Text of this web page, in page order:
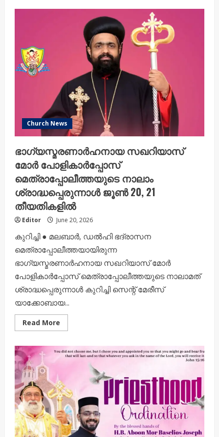
ഭാരവാഹികൾ
ബാവായെ
സന്ദർശിച്ചു
Church News
ഭാഗ്യസ്മരണാർഹനായ സഖറിയാസ്
മോർ പോളികാർപ്പോസ്
മെത്രാപ്പോലീത്തയുടെ നാലാം
ശ്രാദ്ധപ്പെരുന്നാൾ ജൂൺ 20, 21
തീയതികളിൽ
Editor June 20, 2026
കുറിച്ചി ● മലബാർ, ഡൽഹി ഭദ്രാസന
മെത്രാപ്പോലീത്തയായിരുന്ന
ഭാഗ്യസ്മരണാർഹനായ സഖറിയാസ് മോർ
പോളികാർപ്പോസ് മെത്രാപ്പോലീത്തയുടെ നാലാമത്
ശ്രാദ്ധപ്പെരുന്നാൾ കുറിച്ചി സെന്റ് മേരീസ്
യാക്കോബായ...
Read More
more
സഖറിയാസ്
മോർ
പോളികാർപ്പോസ്
മെത്രാപ്പോലീത്തയുടെ
ശ്രാദ്ധപ്പെരുന്നാൾ
ജൂൺ
20,
21
തീയതികളിൽ